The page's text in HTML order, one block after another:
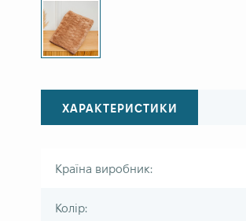
ХАРАКТЕРИСТИКИ
Країна виробник:
Колір: